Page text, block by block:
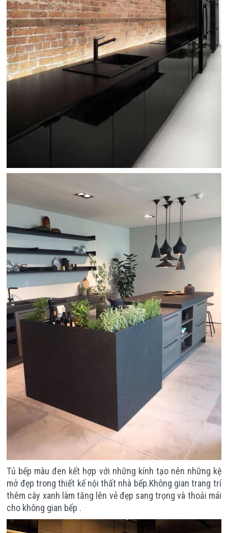
Tủ bếp màu đen kết hợp với những kính tạo nên những kệ
mở đẹp trong thiết kế nội thất nhà bếp.Không gian trang trí
thêm cây xanh làm tăng lên vẻ đẹp sang trọng và thoải mái
cho không gian bếp .